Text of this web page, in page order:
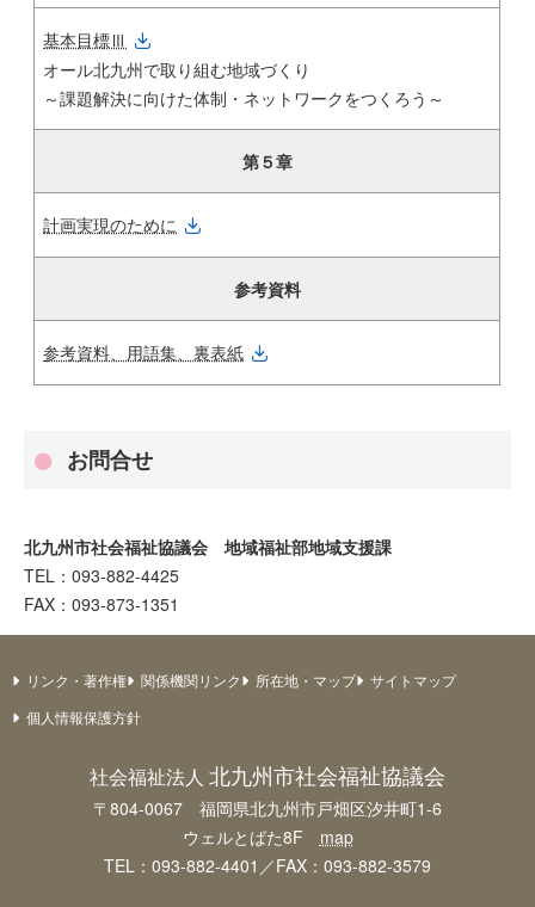
基本目標Ⅲ
オール北九州で取り組む地域づくり
～課題解決に向けた体制・ネットワークをつくろう～
第５章
計画実現のために
参考資料
参考資料、用語集、裏表紙
お問合せ
北九州市社会福祉協議会 地域福祉部地域支援課
TEL：093-882-4425
FAX：093-873-1351
リンク・著作権 関係機関リンク 所在地・マップ
サイトマップ
個人情報保護方針
社会福祉法人 北九州市社会福祉協議会
〒804-0067 福岡県北九州市戸畑区汐井町1-6
ウェルとばた8F map
TEL：093-882-4401／FAX：093-882-3579